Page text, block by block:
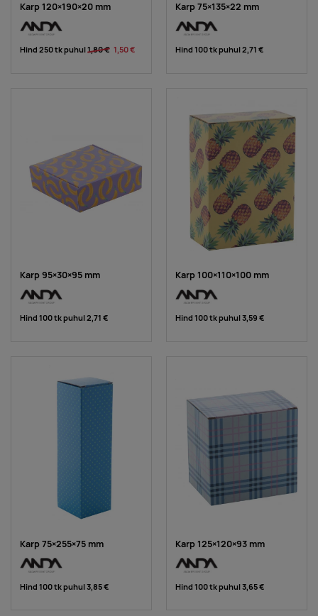
Karp 120×190×20 mm
Hind 250 tk puhul1,80 € 1,50 €
Karp 75×135×22 mm
Hind 100 tk puhul2,71 €
Karp 95×30×95 mm
Hind 100 tk puhul2,71 €
Karp 100×110×100 mm
Hind 100 tk puhul3,59 €
Karp 75×255×75 mm
Hind 100 tk puhul3,85 €
Karp 125×120×93 mm
Hind 100 tk puhul3,65 €